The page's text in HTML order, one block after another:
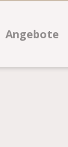
Angebote
Angebote